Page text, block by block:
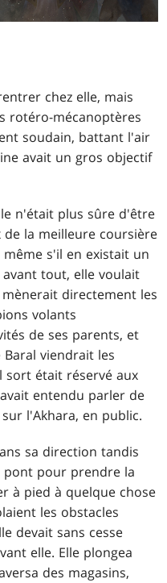
chez elle, mais
rotéro-mécanoptères
soudain, battant l'air
avait un gros objectif
n'était plus sûre d'être
la meilleure coursière
s'il en existait un
tout, elle voulait
directement les
volants
de ses parents, et
viendrait les
sort était réservé aux
entendu parler de
l'Akhara, en public.
sa direction tandis
pour prendre la
à pied à quelque chose
les obstacles
devait sans cesse
elle. Elle plongea
des magasins,